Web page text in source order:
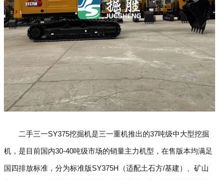
二手三一SY375挖掘机是三一重机推出的37吨级中大型挖掘
机，是目前国内30-40吨级市场的销量主力机型，在售版本均满足
国四排放标准，分为标准版SY375H（适配土石方/基建）、矿山